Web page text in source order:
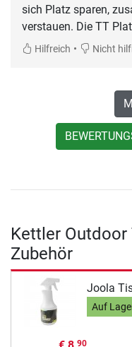
sich Platz sparen,
verstauen. Die TT
Hilfreich • Nicht
Kettler
Zubehör
Joola
Auf
90